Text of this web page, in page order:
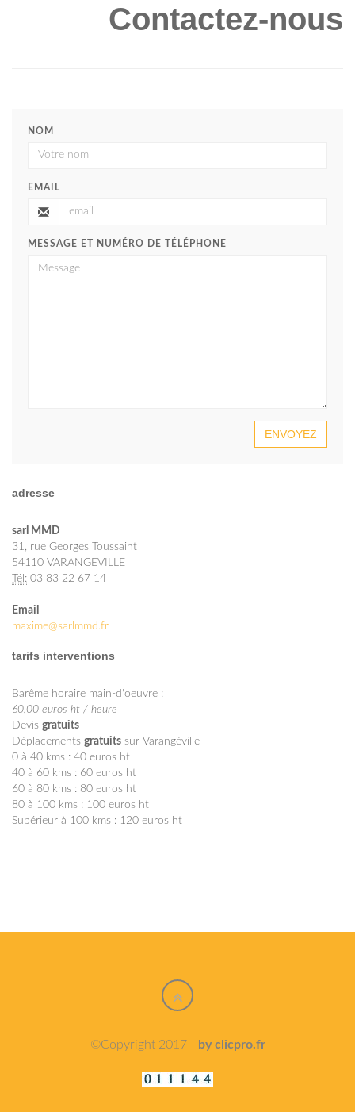
Contactez-nous
NOM
EMAIL
MESSAGE ET NUMÉRO DE TÉLÉPHONE
ENVOYEZ
adresse
sarl MMD
31, rue Georges Toussaint
54110 VARANGEVILLE
Tél: 03 83 22 67 14
Email
maxime@sarlmmd.fr
tarifs interventions
Barême horaire main-d'oeuvre :
60,00 euros ht / heure
Devis gratuits
Déplacements gratuits sur Varangéville
0 à 40 kms : 40 euros ht
40 à 60 kms : 60 euros ht
60 à 80 kms : 80 euros ht
80 à 100 kms : 100 euros ht
Supérieur à 100 kms : 120 euros ht
©Copyright 2017 - by clicpro.fr